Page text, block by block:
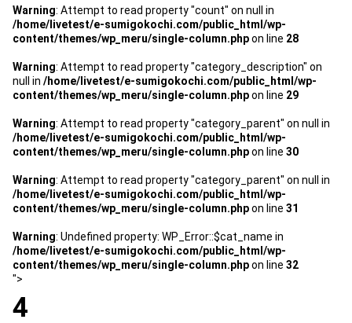
Warning: Attempt to read property "count" on null in
/home/livetest/e-sumigokochi.com/public_html/wp-
content/themes/wp_meru/single-column.phpon line 28
Warning: Attempt to read property "category_description" on
null in /home/livetest/e-sumigokochi.com/public_html/wp-
content/themes/wp_meru/single-column.phpon line 29
Warning: Attempt to read property "category_parent" on null in
/home/livetest/e-sumigokochi.com/public_html/wp-
content/themes/wp_meru/single-column.phpon line 30
Warning: Attempt to read property "category_parent" on null in
/home/livetest/e-sumigokochi.com/public_html/wp-
content/themes/wp_meru/single-column.phpon line 31
Warning: Undefined property: WP_Error::$cat_name in
/home/livetest/e-sumigokochi.com/public_html/wp-
content/themes/wp_meru/single-column.phpon line 32
">
4
無料よろづ相談
会社案内
会社概要
代表挨拶 »
経営理念 »
実績・お客様の声
よくあるご質問